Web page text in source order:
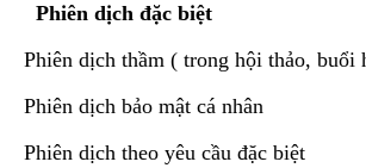
Phiên dịch đặc biệt
Phiên dịch thầm ( trong hội thảo,
Phiên dịch bảo mật cá nhân
Phiên dịch theo yêu cầu đặc biệt